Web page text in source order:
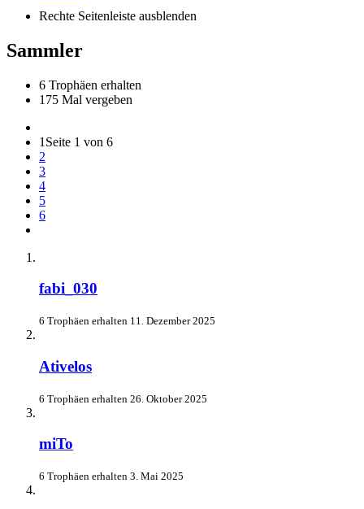
Rechte Seitenleiste ausblenden
Sammler
6 Trophäen erhalten
175 Mal vergeben
1 Seite 1 von 6
2
3
4
5
6
fabi_030
6 Trophäen erhalten 11. Dezember 2025
Ativelos
6 Trophäen erhalten 26. Oktober 2025
miTo
6 Trophäen erhalten 3. Mai 2025